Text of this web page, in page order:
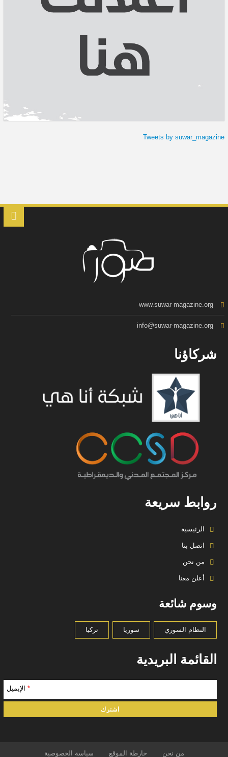
Tweets by suwar_magazine
www.suwar-magazine.org
info@suwar-magazine.org
شركاؤنا
روابط سريعة
الرئيسية
اتصل بنا
من نحن
أعلن معنا
وسوم شائعة
النظام السوري سوريا تركيا
القائمة البريدية
* الإيميل
من نحن خارطة الموقع سياسة الخصوصية